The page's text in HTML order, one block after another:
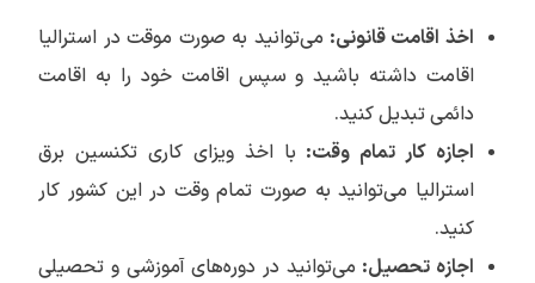
اخذ اقامت قانونی: می‌توانید به صورت موقت در استرالیا
اقامت داشته باشید و سپس اقامت خود را به اقامت
دائمی تبدیل کنید.
اجازه کار تمام وقت: با اخذ ویزای کاری تکنسین برق
استرالیا می‌توانید به صورت تمام وقت در این کشور کار
کنید.
اجازه تحصیل: می‌توانید در دوره‌های آموزشی و تحصیلی